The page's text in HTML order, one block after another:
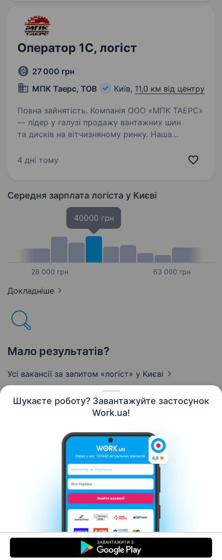
Шукаєте роботу? Завантажуйте застосунок
Work.ua!
Оператор 1С, логіст
27 000 грн
МПК Таерс, ТОВ
Київ, 11,0 км від центру
Повна зайнятість. Компанія ООО «МПК ТАЕРС»
— лідер у галузі продажу вантажних шин
та дисків на вітчизняному ринку. Наша
незважаючи на всі обставини, ми працюємо
4 дні тому
Середня зарплата логіста у Києві
28 000 грн
40000 грн
63 000 грн
Докладніше
Мало результатів?
Усі вакансії за запитом «логіст» у Києві
Контакти Про нас
Кар’єра
Допомога Умови використання